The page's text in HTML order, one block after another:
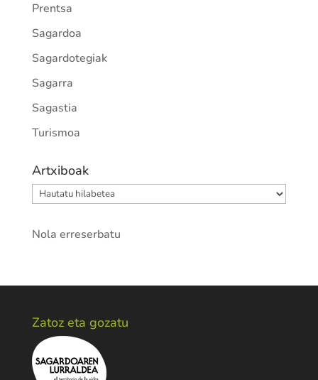
Prentsa
Sagardoa
Sagardotegiak
Sagarra
Sagastia
Turismoa
Artxiboak
Artxiboak
Nola erreserbatu
Zatoz eta gozatu